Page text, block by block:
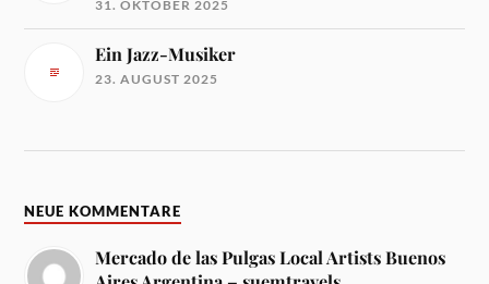
31. OKTOBER 2025
Ein Jazz-Musiker
23. AUGUST 2025
NEUE KOMMENTARE
Mercado de las Pulgas Local Artists Buenos